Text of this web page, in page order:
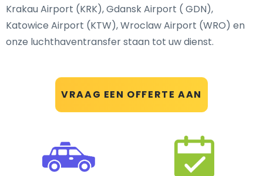
VRAAG EEN OFFERTE AAN
Krakau Airport (KRK), Gdansk Airport ( GDN),
Katowice Airport (KTW), Wroclaw Airport (WRO) en
onze luchthaventransfer staan tot uw dienst.